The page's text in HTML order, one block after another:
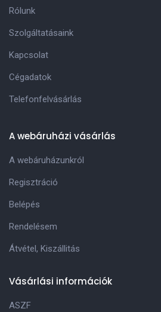
Rólunk
Szolgáltatásaink
Kapcsolat
Cégadatok
Telefonfelvásárlás
A webáruházi vásárlás
A webáruházunkról
Regisztráció
Belépés
Rendelésem
Átvétel, Kiszállitás
Vásárlási információk
ASZF